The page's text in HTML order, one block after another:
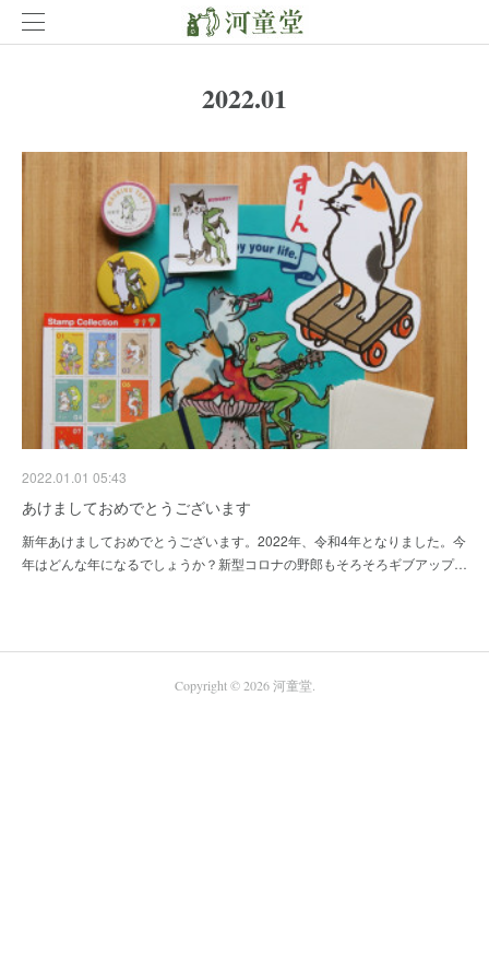
2022.01
2022.01.01 05:43
あけましておめでとうございます
新年あけましておめでとうございます。2022年、令和4年となりました。今
年はどんな年になるでしょうか？新型コロナの野郎もそろそろギブアップ…
Copyright ©2026 河童堂.